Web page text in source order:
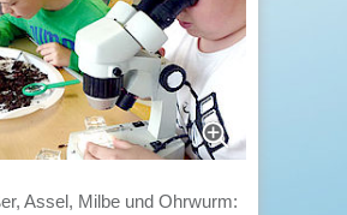
Assel, Milbe und Ohrwurm: